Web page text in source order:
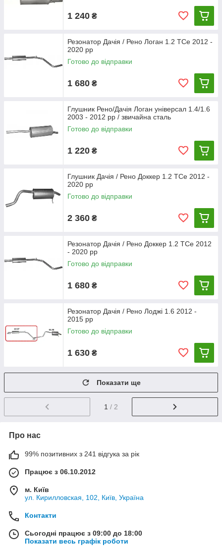
1 240 ₴
Резонатор Дачія / Рено Логан 1.2 TCe 2012 -
2020 рр
Готово до відправки
1 680 ₴
Глушник Рено/Дачія Логан універсал 1.4/1.6
2003 - 2012 рр / звичайна сталь
Готово до відправки
1 220 ₴
Глушник Дачія / Рено Доккер 1.2 TCe 2012 -
2020 рр
Готово до відправки
2 360 ₴
Резонатор Дачія / Рено Доккер 1.2 TCe 2012
- 2020 рр
Готово до відправки
1 680 ₴
Резонатор Дачія / Рено Лоджі 1.6 2012 -
2015 рр
Готово до відправки
1 630 ₴
Показати ще
1 / 2
Про нас
99% позитивних з 241 відгука за рік
Працює з 06.10.2012
м. Київ
ул. Кирилловская, 102, Київ, Україна
Контакти
Сьогодні працює з 09:00 до 18:00
Показати весь графік роботи